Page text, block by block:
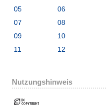
05
06
07
08
09
10
11
12
Nutzungshinweis